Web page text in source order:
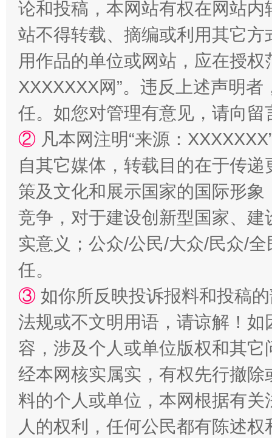
站台名比不上好声名
漫山遍野的桃花与雪山、麦地、白藏房
招工难、用工荒背后
论和投稿，本网站有权在网站
站不得转载、摘编或利用其它
用作品的单位或网站，应在授
XXXXXXX网”。违反上述声明
任。如您对管理有意见，请向
② 凡本网注明“来源：
自其它媒体，转载目的在于传
策及文化和展示国家的国际形
竞争，对于建设创新型国家、
实意义；公众/公民/大众/民众/
任。
③ 如你所反映投诉报料和投稿
法规或不文明用语，请谅解！
容，涉及个人或单位版权和其它
经本网核实属实，有权先行撤
料的个人或单位，本网根据有
人的权利，任何公民都有陈述